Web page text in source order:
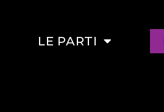
LE PARTI